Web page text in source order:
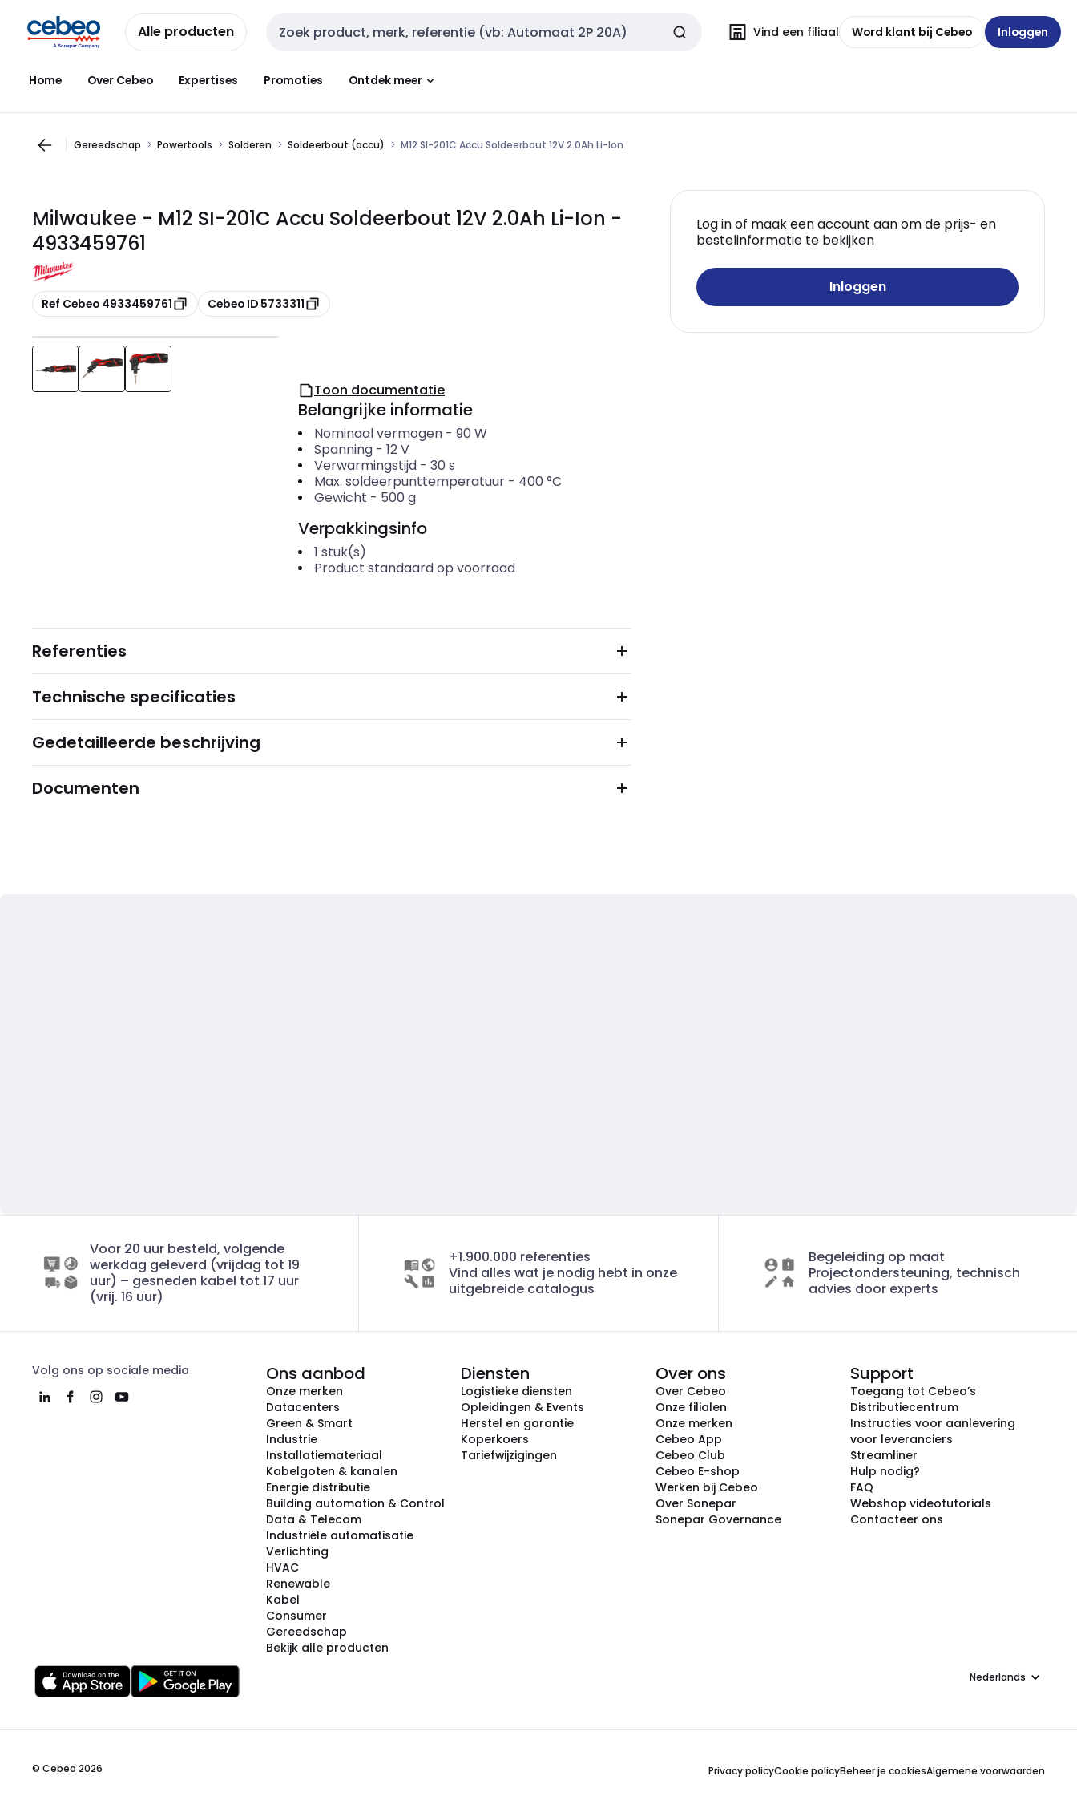
naar
navigatie
naar
inhoud
Alle producten Zoekveld invoer Vind een filiaal Word klant bij Cebeo Inloggen
Home Over Cebeo Expertises Promoties Ontdek meer
Gereedschap Powertools Solderen Soldeerbout (accu) M12 SI-201C Accu Soldeerbout 12V 2.0Ah Li-Ion
Milwaukee - M12 SI-201C Accu Soldeerbout 12V 2.0Ah Li-Ion -
4933459761
Kopiëren
Ref Cebeo 4933459761 Kopiëren
Cebeo ID 5733311
Log in of maak een account aan om de prijs- en
bestelinformatie te bekijken
Inloggen
Toon documentatie
Belangrijke informatie
Nominaal vermogen- 90 W
Spanning- 12V
Verwarmingstijd- 30 s
Max. soldeerpunttemperatuur- 400 °C
Gewicht - 500 g
Verpakkingsinfo
1 stuk(s)
Product standaard op voorraad
Referenties
Technische specificaties
Gedetailleerde beschrijving
Documenten
Voor 20 uur besteld, volgende
werkdag geleverd (vrijdag tot 19
uur) – gesneden kabel tot 17 uur
(vrij. 16 uur)
+1.900.000 referenties
Vind alles wat je nodig hebt in onze
uitgebreide catalogus
Begeleiding op maat
Projectondersteuning, technisch
advies door experts
Volg ons op sociale media Ons aanbod
Onze merken
Datacenters
Green & Smart
Industrie
Installatiemateriaal
Kabelgoten & kanalen
Energie distributie
Building automation & Control
Data & Telecom
Industriële automatisatie
Verlichting
HVAC
Renewable
Kabel
Consumer
Gereedschap
Bekijk alle producten
Diensten
Logistieke diensten
Opleidingen & Events
Herstel en garantie
Koperkoers
Tariefwijzigingen
Over ons
Over Cebeo
Onze filialen
Onze merken
Cebeo App
Cebeo Club
Cebeo E-shop
Werken bij Cebeo
Over Sonepar
Sonepar Governance
Support
Toegang tot Cebeo’s
Distributiecentrum
Instructies voor aanlevering
voor leveranciers
Streamliner
Hulp nodig?
FAQ
Webshop videotutorials
Contacteer ons
Taal
© Cebeo 2026 Privacy policyCookie policyBeheer je cookiesAlgemene voorwaarden